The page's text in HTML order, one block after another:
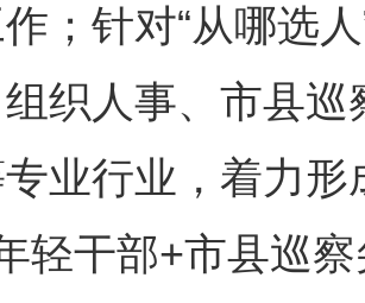
；针对“从哪选
织人事、市县
业行业，着力
轻干部+市县巡